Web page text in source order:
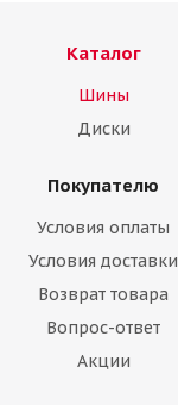
Каталог
Шины
Диски
Покупателю
Условия оплаты
Условия доставки
Возврат товара
Вопрос-ответ
Акции